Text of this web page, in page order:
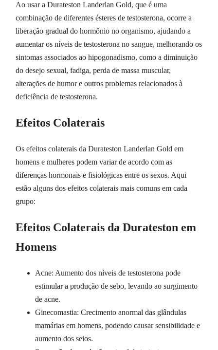
Ao usar a Durateston Landerlan Gold, que é uma
combinação de diferentes ésteres de testosterona, ocorre a
liberação gradual do hormônio no organismo, ajudando a
aumentar os níveis de testosterona no sangue, melhorando os
sintomas associados ao hipogonadismo, como a diminuição
do desejo sexual, fadiga, perda de massa muscular,
alterações de humor e outros problemas relacionados à
deficiência de testosterona.
Efeitos Colaterais
Os efeitos colaterais da Durateston Landerlan Gold em
homens e mulheres podem variar de acordo com as
diferenças hormonais e fisiológicas entre os sexos. Aqui
estão alguns dos efeitos colaterais mais comuns em cada
grupo:
Efeitos Colaterais da Durateston em
Homens
Acne: Aumento dos níveis de testosterona pode
estimular a produção de sebo, levando ao surgimento
de acne.
Ginecomastia: Crecimento anormal das glândulas
mamárias em homens, podendo causar sensibilidade e
aumento dos seios.